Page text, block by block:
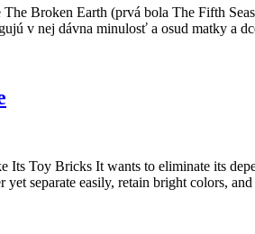
Broken Earth (prvá bola The Fifth
v nej dávna minulosť a osud matky
Its Toy Bricks It wants to eliminate its
yet separate easily, retain bright colors,